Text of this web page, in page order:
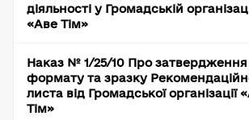
діяльності у Громадській
«Аве Тім»
Наказ № 1/25/10 Про затвердження
формату та зразку
листа від Громадської організації
Тім»